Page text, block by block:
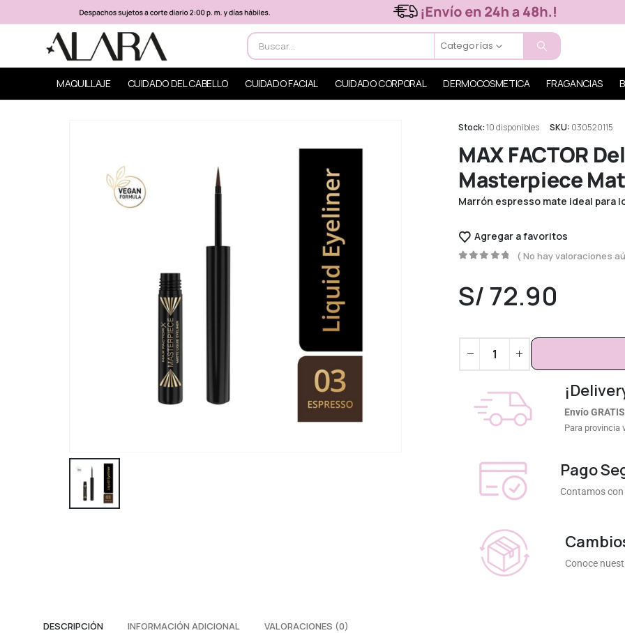
Categorías
MAQUILLAJE CUIDADO DEL CABELLO CUIDADO FACIAL CUIDADO CORPORAL DERMOCOSMETICA FRAGANCIAS
Stock:10 disponibles SKU: 030520115
MAX FACTOR
Masterpiece
Marrón espresso mate ideal para
Agregar a favoritos
( No hay valoraciones
S/ 72.90
Envío
Para provincia
Pago
Contamos
Conoce
DESCRIPCIÓN INFORMACIÓN ADICIONAL VALORACIONES (0)